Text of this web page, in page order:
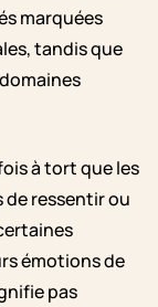
marquées
tandis que
à tort que les
ressentir ou
émotions de
pas